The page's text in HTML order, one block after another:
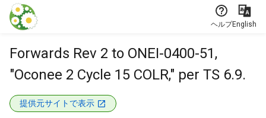
本文に飛ぶ
ヘルプEnglish
Forwards Rev 2 to ONEI-0400-51,
"Oconee 2 Cycle 15 COLR," per TS 6.9.
提供元サイトで表示